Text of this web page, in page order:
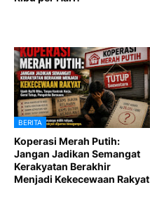
BERITA
Koperasi Merah Putih:
Jangan Jadikan Semangat
Kerakyatan Berakhir
Menjadi Kekecewaan Rakyat